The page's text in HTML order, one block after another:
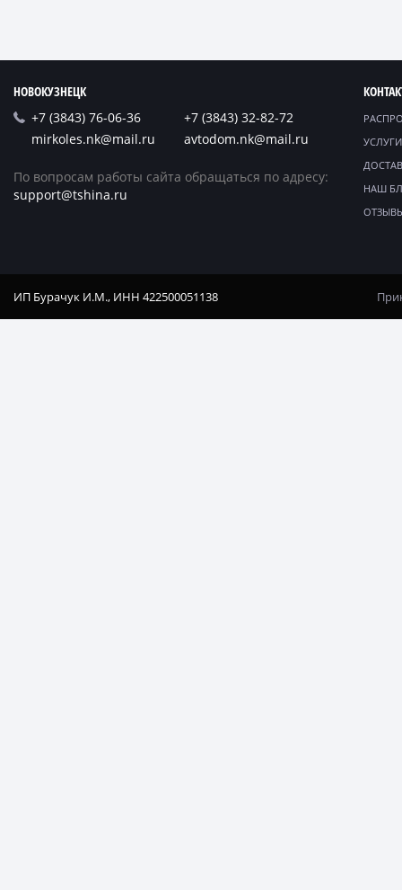
НОВОКУЗНЕЦК
+7 (3843) 76-06-36
+7 (3843) 32-82-72
mirkoles.nk@mail.ru
avtodom.nk@mail.ru
По вопросам работы сайта обращаться по адресу:
support@tshina.ru
НАШ
ИП Бурачук И.М., ИНН 422500051138